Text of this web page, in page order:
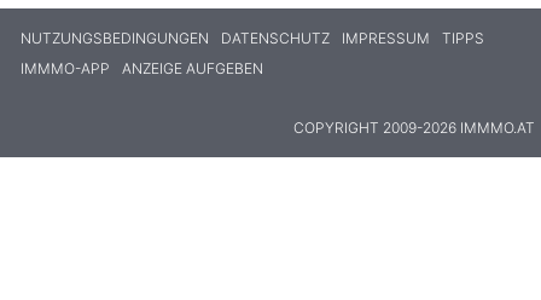
NUTZUNGSBEDINGUNGEN DATENSCHUTZ IMPRESSUM
TIPPS
IMMMO-APP
ANZEIGE AUFGEBEN
COPYRIGHT 2009-2026 IMMMO.AT